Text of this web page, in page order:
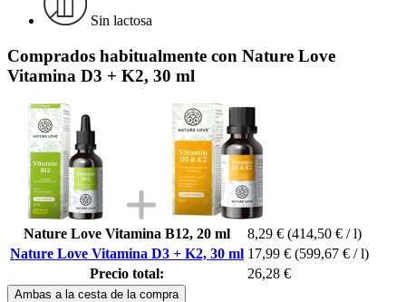
Sin lactosa
Comprados habitualmente con Nature Love
Vitamina D3 + K2, 30 ml
Nature Love Vitamina B12, 20 ml 8,29 € (414,50 € / l)
Nature Love Vitamina D3 + K2, 30 ml 17,99 € (599,67 € / l)
Precio total:
26,28 €
Ambas a la cesta de la compra